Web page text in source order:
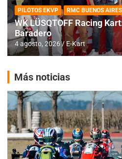
PILOTOS EKVP RMC BUENOS AIRES
WK LÜSQTOFF Racing
Baradero
4 agosto, 2026 E-Kart
Más noticias